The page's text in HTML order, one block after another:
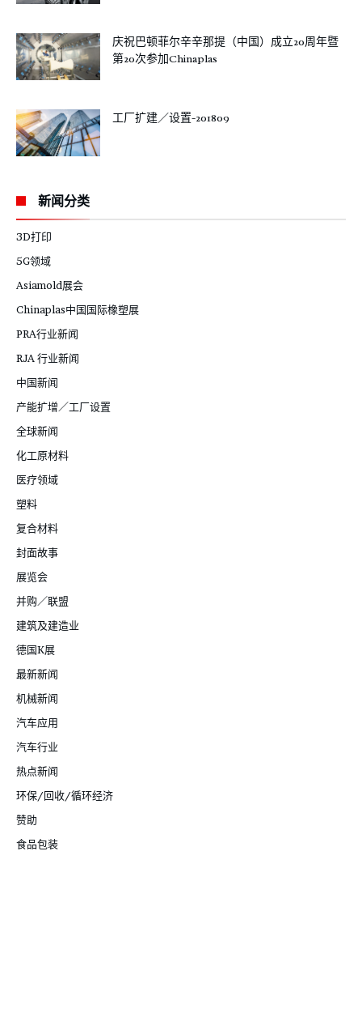
庆祝巴顿菲尔辛辛那提（中国）成立20周年暨
第20次参加Chinaplas
工厂扩建／设置-201809
新闻分类
3D打印
5G领域
Asiamold展会
Chinaplas中国国际橡塑展
PRA行业新闻
RJA 行业新闻
中国新闻
产能扩增／工厂设置
全球新闻
化工原材料
医疗领域
塑料
复合材料
封面故事
展览会
并购／联盟
建筑及建造业
德国K展
最新新闻
机械新闻
汽车应用
汽车行业
热点新闻
环保/回收/循环经济
赞助
食品包装